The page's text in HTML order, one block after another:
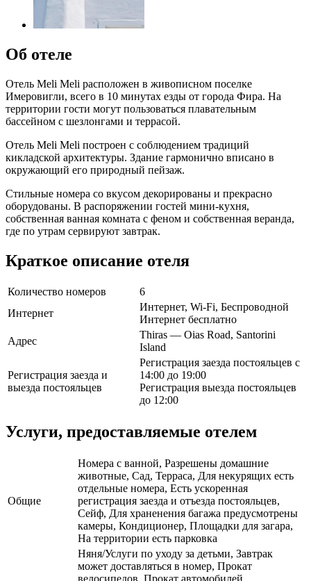
Об отеле
Отель Meli Meli расположен в живописном поселке
Имеровигли, всего в 10 минутах езды от города Фира. На
территории гости могут пользоваться плавательным
бассейном с шезлонгами и террасой.
Отель Meli Meli построен с соблюдением традиций
кикладской архитектуры. Здание гармонично вписано в
окружающий его природный пейзаж.
Стильные номера со вкусом декорированы и прекрасно
оборудованы. В распоряжении гостей мини-кухня,
собственная ванная комната с феном и собственная веранда,
где по утрам сервируют завтрак.
Краткое описание отеля
Количество номеров
6
Интернет
Интернет, Wi-Fi, Беспроводной
Интернет бесплатно
Адрес
Thiras — Oias Road, Santorini
Island
Регистрация заезда и
выезда постояльцев
Регистрация заезда постояльцев с
14:00 до 19:00
Регистрация выезда постояльцев
до 12:00
Услуги, предоставляемые отелем
Общие
Номера с ванной, Разрешены домашние
животные, Сад, Терраса, Для некурящих есть
отдельные номера, Есть ускоренная
регистрация заезда и отъезда постояльцев,
Сейф, Для храненения багажа предусмотрены
камеры, Кондиционер, Площадки для загара,
На территории есть парковка
Няня/Услуги по уходу за детьми, Завтрак
может доставляться в номер, Прокат